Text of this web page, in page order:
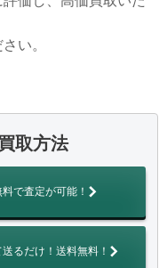
い。
取方法
で査定が可能！
るだけ！送料無料！